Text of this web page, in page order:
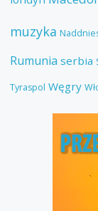
muzyka
Rumunia serbia
Tyraspol Węgry